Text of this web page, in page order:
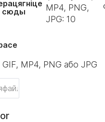
сюды
MP4, PNG,
JPG: 10
MP4, PNG або JPG